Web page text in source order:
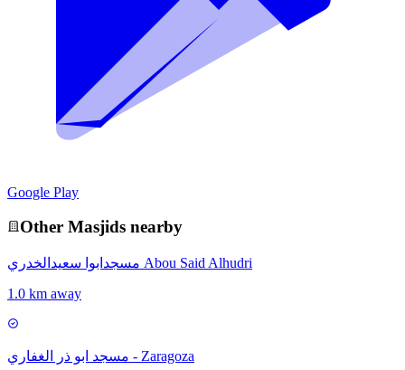
Google Play
Other Masjids nearby
مسجدابوا سعيدالخدري Abou Said Alhudri
1.0 km away
مسجد ابو ذر الغفاري - Zaragoza